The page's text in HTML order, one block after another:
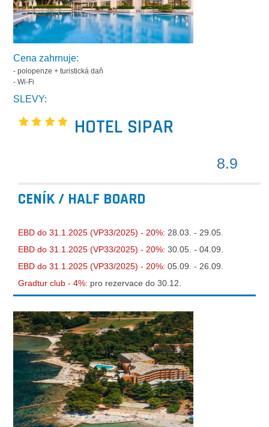
Cena zahrnuje:
- polopenze + turistická daň
- Wi-Fi
SLEVY:
HOTEL SIPAR
8.9
CENÍK / HALF BOARD
EBD do 31.1.2025 (VP33/2025) - 20%: 28.03. - 29.05.
EBD do 31.1.2025 (VP33/2025) - 20%:30.05. - 04.09.
EBD do 31.1.2025 (VP33/2025) - 20%:05.09. - 26.09.
Gradtur club - 4%: pro rezervace do 30.12.